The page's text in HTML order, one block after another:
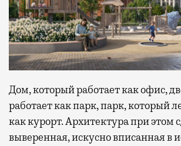
Дом, который работает как офис,
работает как парк, парк, который
как курорт. Архитектура при этом
выверенная, искусно вписанная в